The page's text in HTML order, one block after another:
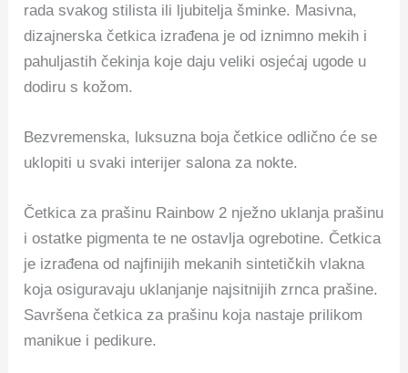
rada svakog stilista ili ljubitelja šminke. Masivna,
dizajnerska četkica izrađena je od iznimno mekih i
pahuljastih čekinja koje daju veliki osjećaj ugode u
dodiru s kožom.
Bezvremenska, luksuzna boja četkice odlično će se
uklopiti u svaki interijer salona za nokte.
Četkica za prašinu Rainbow 2 nježno uklanja prašinu
i ostatke pigmenta te ne ostavlja ogrebotine. Četkica
je izrađena od najfinijih mekanih sintetičkih vlakna
koja osiguravaju uklanjanje najsitnijih zrnca prašine.
Savršena četkica za prašinu koja nastaje prilikom
manikue i pedikure.